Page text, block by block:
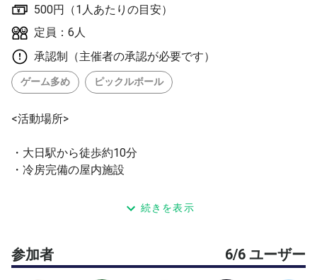
500円（1人あたりの目安）
定員：6人
承認制（主催者の承認が必要です）
ゲーム多め ピックルボール
<活動場所>
・大日駅から徒歩約10分
・冷房完備の屋内施設
・その後はゲーム（試合）中心
・遅れての参加もOK
続きを表示
参加者 6/6 ユーザー